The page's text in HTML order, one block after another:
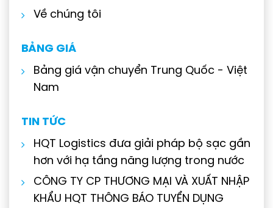
Về chúng tôi
BẢNG GIÁ
Bảng giá vận chuyển Trung Quốc - Việt
Nam
TIN TỨC
HQT Logistics đưa giải pháp bộ sạc gần
hơn với hạ tầng năng lượng trong nước
CÔNG TY CP THƯƠNG MẠI VÀ XUẤT NHẬP
KHẨU HQT THÔNG BÁO TUYỂN DỤNG